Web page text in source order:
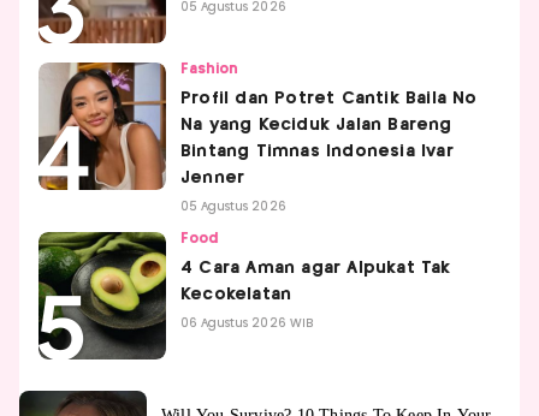
05 Agustus 2026
Fashion
Profil dan Potret Cantik Baila No
Na yang Keciduk Jalan Bareng
Bintang Timnas Indonesia Ivar
Jenner
05 Agustus 2026
Food
4 Cara Aman agar Alpukat Tak
Kecokelatan
06 Agustus 2026 WIB